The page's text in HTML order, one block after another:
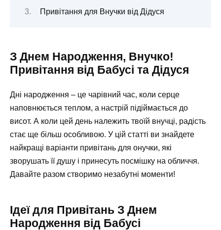
Привітання для Внучки від Дідуся
З Днем Народження, Внучко!
Привітання від Бабусі та Дідуся
Дні народження – це чарівний час, коли серце
наповнюється теплом, а настрій підіймається до
висот. А коли цей день належить твоїй внучці, радість
стає ще більш особливою. У цій статті ви знайдете
найкращі варіанти привітань для онучки, які
зворушать її душу і принесуть посмішку на обличчя.
Давайте разом створимо незабутні моменти!
Ідеї для Привітань З Днем
Народження від Бабусі